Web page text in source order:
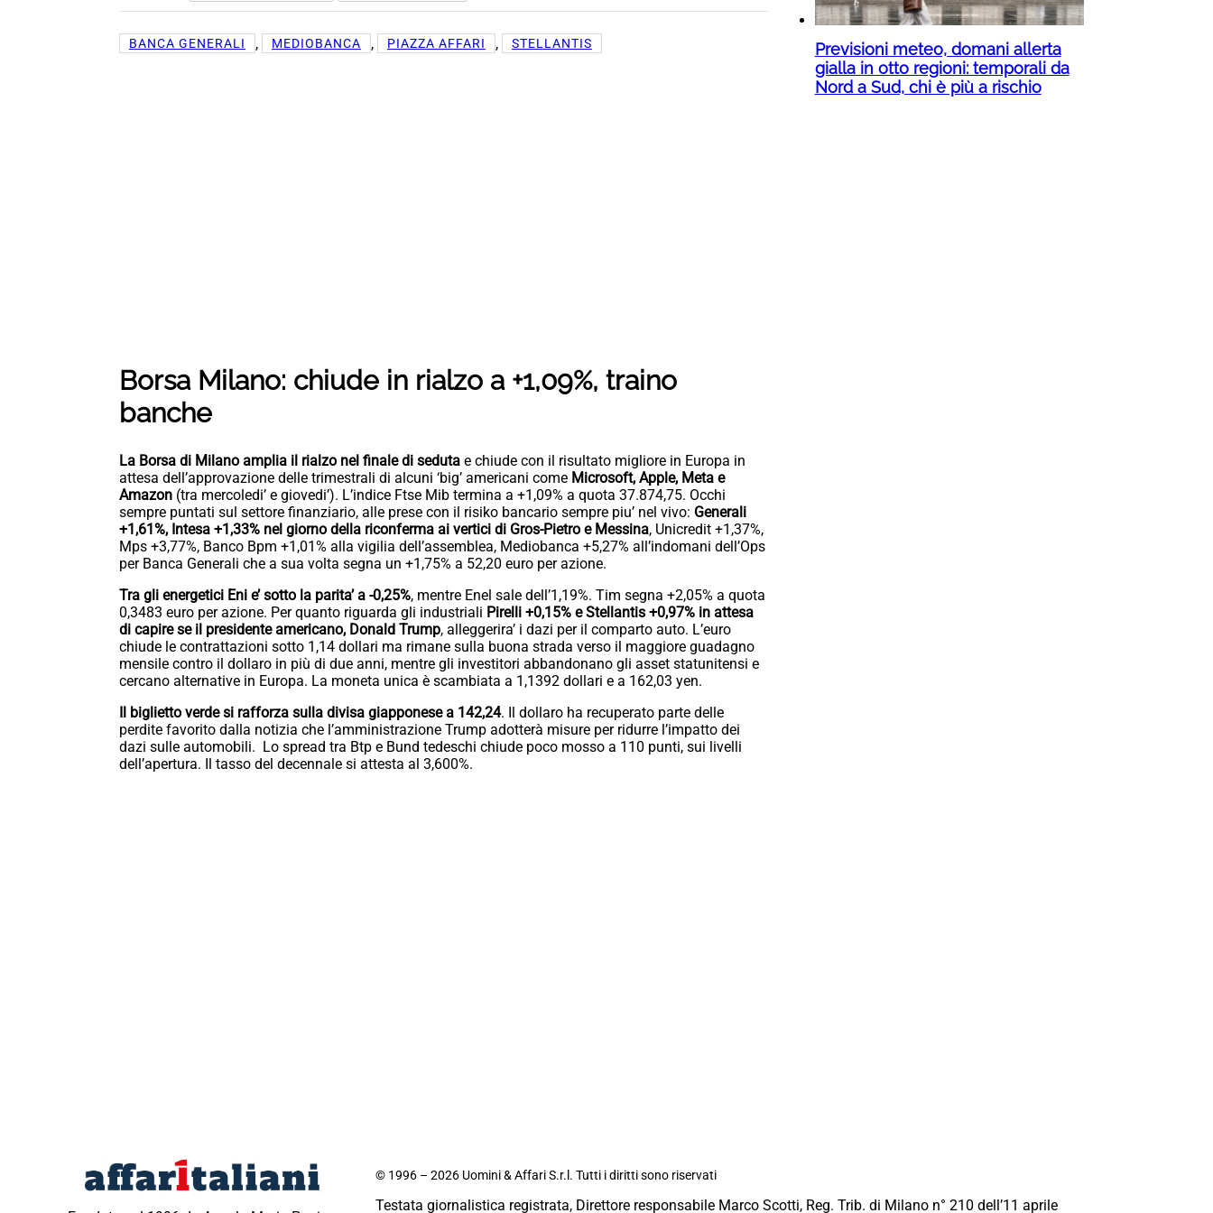
BANCA GENERALI , MEDIOBANCA , PIAZZA AFFARI , STELLANTIS
Borsa Milano: chiude in rialzo a +1,09%, traino
banche
La Borsa di Milano amplia il rialzo nel finale di seduta e chiude con il risultato migliore in Europa in
attesa dell’approvazione delle trimestrali di alcuni ‘big’ americani come Microsoft, Apple, Meta e
Amazon (tra mercoledi’ e giovedi’). L’indice Ftse Mib termina a +1,09% a quota 37.874,75. Occhi
sempre puntati sul settore finanziario, alle prese con il risiko bancario sempre piu’ nel vivo: Generali
+1,61%, Intesa +1,33% nel giorno della riconferma ai vertici di Gros-Pietro e Messina, Unicredit +1,37%,
Mps +3,77%, Banco Bpm +1,01% alla vigilia dell’assemblea, Mediobanca +5,27% all’indomani dell’Ops
per Banca Generali che a sua volta segna un +1,75% a 52,20 euro per azione.
Tra gli energetici Eni e’ sotto la parita’ a -0,25%, mentre Enel sale dell’1,19%. Tim segna +2,05% a quota
0,3483 euro per azione. Per quanto riguarda gli industriali Pirelli +0,15% e Stellantis +0,97% in attesa
di capire se il presidente americano, Donald Trump, alleggerira’ i dazi per il comparto auto. L’euro
chiude le contrattazioni sotto 1,14 dollari ma rimane sulla buona strada verso il maggiore guadagno
mensile contro il dollaro in più di due anni, mentre gli investitori abbandonano gli asset statunitensi e
cercano alternative in Europa. La moneta unica è scambiata a 1,1392 dollari e a 162,03 yen.
Il biglietto verde si rafforza sulla divisa giapponese a 142,24. Il dollaro ha recuperato parte delle
perdite favorito dalla notizia che l’amministrazione Trump adotterà misure per ridurre l’impatto dei
dazi sulle automobili. Lo spread tra Btp e Bund tedeschi chiude poco mosso a 110 punti, sui livelli
dell’apertura. Il tasso del decennale si attesta al 3,600%.
Previsioni meteo, domani allerta
gialla in otto regioni: temporali da
Nord a Sud, chi è più a rischio
© 1996 – 2026 Uomini & Affari S.r.l. Tutti i diritti sono riservati
Testata giornalistica registrata, Direttore responsabile Marco Scotti, Reg. Trib. di Milano n° 210 dell’11 aprile